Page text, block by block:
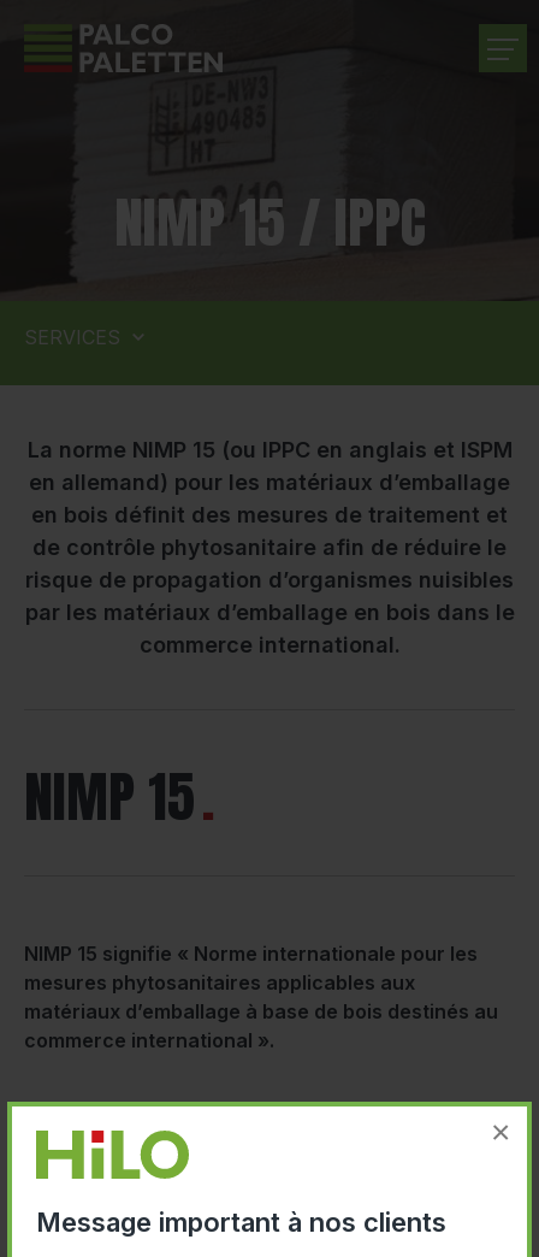
Message important à nos clients
×
PRODUITS
SERVICES
NIMP 15 / IPPC
La norme NIMP 15 (ou IPPC en anglais et ISPM
en allemand) pour les matériaux d’emballage
en bois définit des mesures de traitement et
de contrôle phytosanitaire afin de réduire le
risque de propagation d’organismes nuisibles
par les matériaux d’emballage en bois dans le
commerce international.
NIMP 15
NIMP 15 signifie « Norme internationale pour les
mesures phytosanitaires applicables aux
matériaux d’emballage à base de bois destinés au
commerce international ».
les Mesures Phytosanitaires, fait partie de la
Convention internationale pour la protection des
Convention). L’objectif de ces mesures est d’éviter